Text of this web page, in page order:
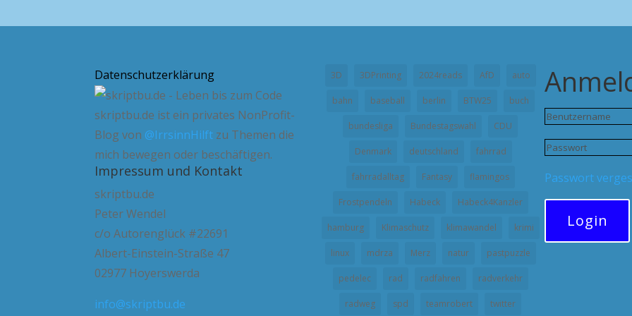
Datenschutzerklärung
skriptbu.de ist ein privates NonProfit-
Blog von @IrrsinnHilft zu Themen die
mich bewegen oder beschäftigen.
Impressum und Kontakt
skriptbu.de
Peter Wendel
c/o Autorenglück #22691
Albert-Einstein-Straße 47
02977 Hoyerswerda
info@skriptbu.de
3D 3DPrinting 2024reads AfD auto
bahn baseball berlin BTW25 buch
bundesliga Bundestagswahl CDU
Denmark deutschland fahrrad
fahrradalltag Fantasy flamingos
Frostpendeln Habeck Habeck4Kanzler
hamburg Klimaschutz klimawandel krimi
linux mdrza Merz natur pastpuzzle
pedelec rad radfahren radverkehr
radweg spd teamrobert twitter
Passwort
Login